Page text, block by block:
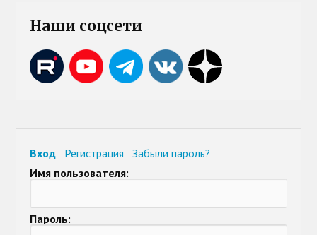
Наши соцсети
Вход Регистрация
Забыли пароль?
Имя пользователя:
Пароль: